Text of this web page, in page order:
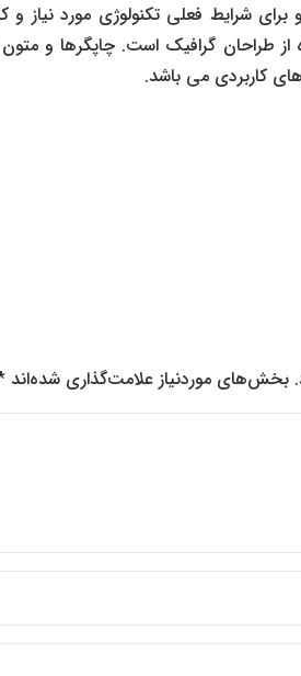
شرایط فعلی تکنولوژی مورد نیاز و
از طراحان گرافیک است. چاپگرها و
کاربردی می باشد.
بخش‌های موردنیاز علامت‌گذاری شده‌اند